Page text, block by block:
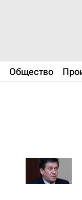
Общество